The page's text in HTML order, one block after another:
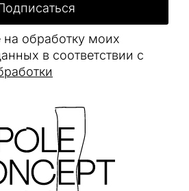
обработку моих
в соответствии с